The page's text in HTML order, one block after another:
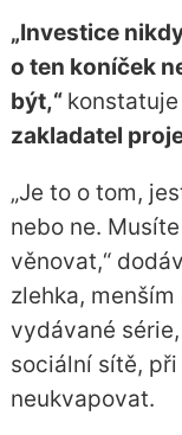
„Investice
o ten koníček
být,“
zakladatel
„Je to o tom,
nebo ne.
věnovat,“
zlehka,
vydávané
sociální sítě,
neukvapovat.